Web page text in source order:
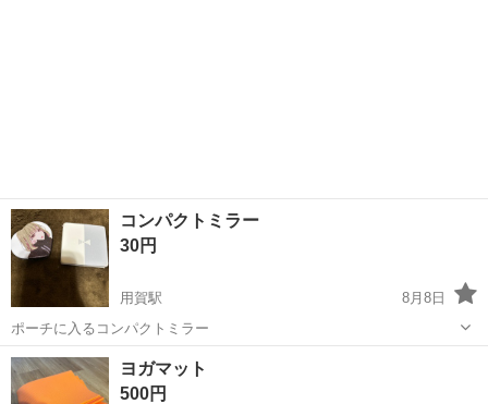
コンパクトミラー
30円
用賀駅
8月8日
ポーチに入るコンパクトミラー
東京 世田谷区 用賀駅
ヨガマット
500円